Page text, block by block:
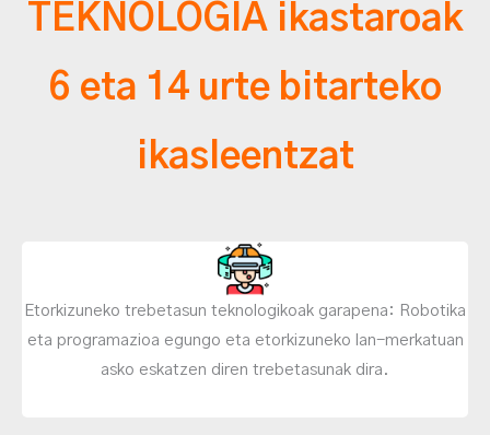
TEKNOLOGIA ikastaroak
6 eta 14 urte bitarteko
ikasleentzat
Etorkizuneko trebetasun teknologikoak garapena: Robotika
eta programazioa egungo eta etorkizuneko lan-merkatuan
asko eskatzen diren trebetasunak dira.